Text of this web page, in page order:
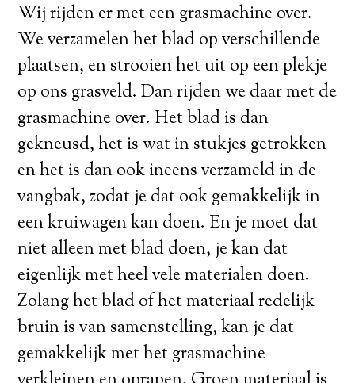
Wij rijden er met een grasmachine over.
We verzamelen het blad op verschillende
plaatsen, en strooien het uit op een plekje
op ons grasveld. Dan rijden we daar met de
grasmachine over. Het blad is dan
gekneusd, het is wat in stukjes getrokken
en het is dan ook ineens verzameld in de
vangbak, zodat je dat ook gemakkelijk in
een kruiwagen kan doen. En je moet dat
niet alleen met blad doen, je kan dat
eigenlijk met heel vele materialen doen.
Zolang het blad of het materiaal redelijk
bruin is van samenstelling, kan je dat
gemakkelijk met het grasmachine